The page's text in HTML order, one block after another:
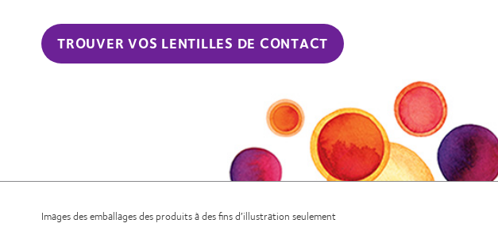
TROUVER VOS LENTILLES DE CONTACT
Images des emballages des produits à des fins d’illustration seulement